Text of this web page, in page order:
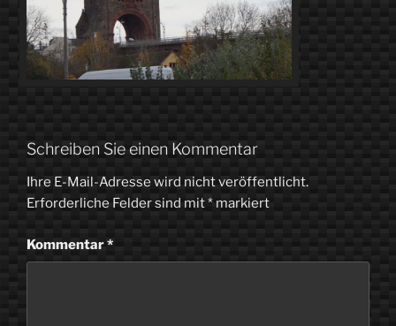
Schreiben Sie einen Kommentar
Ihre E-Mail-Adresse wird nicht veröffentlicht.
Erforderliche Felder sind mit* markiert
Kommentar*